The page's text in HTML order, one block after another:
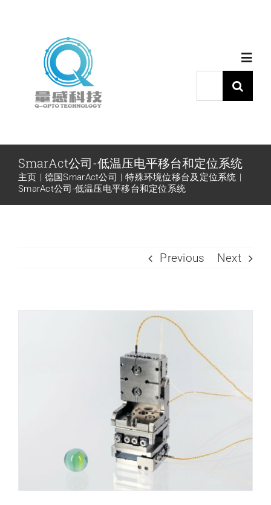
产品中心
代理品牌
索：
SmarAct公司-低温压电平移台和定位系统
主页 德国SmarAct公司
特殊环境位移台及定位系统
SmarAct公司-低温压电平移台和定位系统
Previous Next